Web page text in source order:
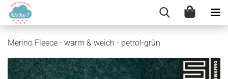
Merino Fleece - warm & weich - petrol-grün